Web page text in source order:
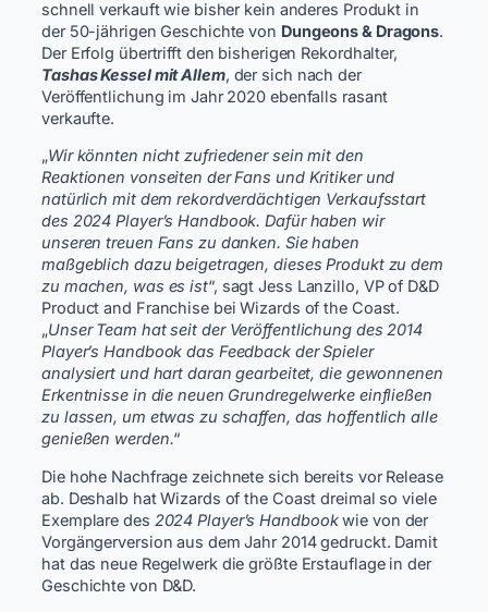
schnell verkauft wie bisher kein anderes Produkt in
der 50-jährigen Geschichte von Dungeons & Dragons.
Der Erfolg übertrifft den bisherigen Rekordhalter,
Tashas Kessel mit Allem, der sich nach der
Veröffentlichung im Jahr 2020 ebenfalls rasant
verkaufte.
„Wir könnten nicht zufriedener sein mit den
Reaktionen vonseiten der Fans und Kritiker und
natürlich mit dem rekordverdächtigen Verkaufsstart
des 2024 Player’s Handbook. Dafür haben wir
unseren treuen Fans zu danken. Sie haben
maßgeblich dazu beigetragen, dieses Produkt zu dem
zu machen, was es ist“, sagt Jess Lanzillo, VP of D&D
Product and Franchise bei Wizards of the Coast.
„Unser Team hat seit der Veröffentlichung des 2014
Player’s Handbook das Feedback der Spieler
analysiert und hart daran gearbeitet, die gewonnenen
Erkentnisse in die neuen Grundregelwerke einfließen
zu lassen, um etwas zu schaffen, das hoffentlich alle
genießen werden.“
Die hohe Nachfrage zeichnete sich bereits vor Release
ab. Deshalb hat Wizards of the Coast dreimal so viele
Exemplare des 2024 Player’s Handbookwie von der
Vorgängerversion aus dem Jahr 2014 gedruckt. Damit
hat das neue Regelwerk die größte Erstauflage in der
Geschichte von D&D.